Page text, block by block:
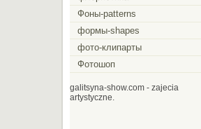
Фоны-patterns
формы-shapes
фото-клипарты
Фотошоп
galitsyna-show.com - zajecia
artystyczne.